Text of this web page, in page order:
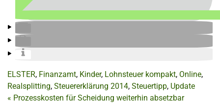
ELSTER, Finanzamt, Kinder, Lohnsteuer kompakt, Online,
Realsplitting, Steuererklärung 2014, Steuertipp, Update
« Prozesskosten für Scheidung weiterhin absetzbar